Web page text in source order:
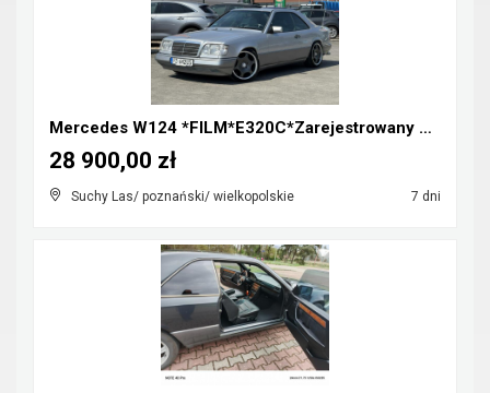
Mercedes W124 *FILM*E320C*Zarejestrowany w Polsce*...
Suchy Las/ poznański/ wielkopolskie 7 dni
28 900,00 zł